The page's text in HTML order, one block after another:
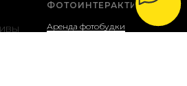
ФОТОИНТЕРАКТИВЫ
Аренда фотобудки